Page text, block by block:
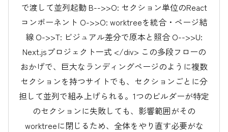
で渡して並列起動 B-->>O: セクション単位のReact
コンポーネント O->>O: worktreeを統合・ページ結
線 O->>T: ビジュアル差分で原本と照合 O-->>U:
Next.jsプロジェクト一式 </div> この多段フローの
おかげで、巨大なランディングページのように複数
セクションを持つサイトでも、セクションごとに分
担して並列で組み上げられる。1つのビルダーが特定
のセクションに失敗しても、影響範囲がその
worktreeに閉じるため、全体をやり直す必要がな